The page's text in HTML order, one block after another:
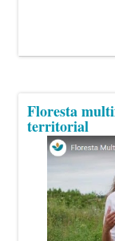
Floresta
territorial